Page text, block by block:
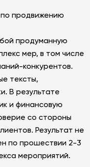
продвижению
продуманную
мер, в том числе
конкурентов.
тексты,
В результате
и финансовую
со стороны
Результат не
по прошествии 2-3
мероприятий.